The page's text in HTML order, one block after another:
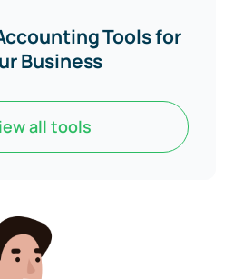
Tools for
Business
all tools